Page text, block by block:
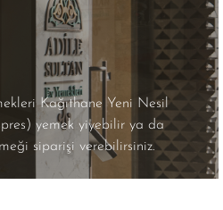
Kağıthane Yeni Nesil
yemek yiyebilir ya da
siparişi verebilirsiniz.